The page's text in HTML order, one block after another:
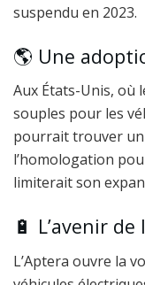
suspendu en 2023.
🌎 Une
Aux États-Unis, où
souples pour les
pourrait trouver un
l’homologation
limiterait son
🔋 L’avenir
L’Aptera ouvre la